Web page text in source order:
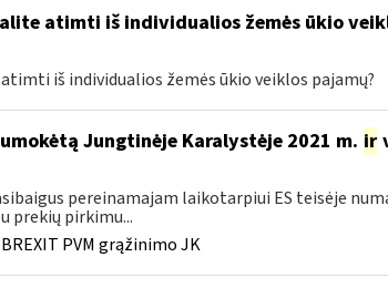
atimti iš individualios žemės ūkio
iš individualios žemės ūkio veiklos pajamų?
Jungtinėje Karalystėje 2021 m. ir
pereinamajam laikotarpiui ES teisėje
prekių pirkimu...
BREXIT PVM grąžinimo JK